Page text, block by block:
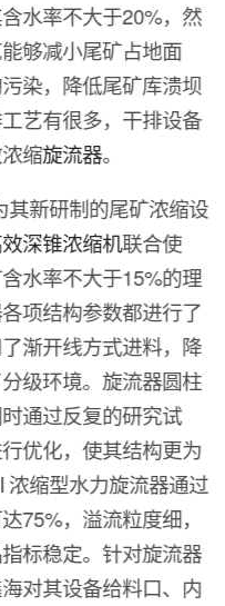
水率不大于20%，然
够减小尾矿占地面
染，降低尾矿库溃坝
艺有很多，干排设备
缩旋流器。
新研制的尾矿浓缩设
深锥浓缩机联合使
水率不大于15%的理
项结构参数都进行了
渐开线方式进料，降
级环境。旋流器圆柱
通过反复的研究试
优化，使其结构更为
缩型水力旋流器通过
75%，溢流粒度细，
标稳定。针对旋流器
对其设备给料口、内